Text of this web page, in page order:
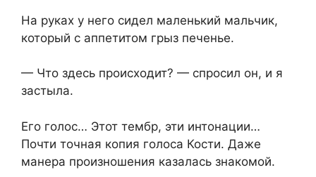
На руках у него сидел маленький мальчик,
который с аппетитом грыз печенье.
— Что здесь происходит? — спросил он, и я
застыла.
Его голос… Этот тембр, эти интонации…
Почти точная копия голоса Кости. Даже
манера произношения казалась знакомой.